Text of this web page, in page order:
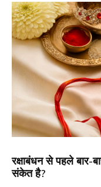
रक्षाबंधन से पहले बार-
संकेत है?